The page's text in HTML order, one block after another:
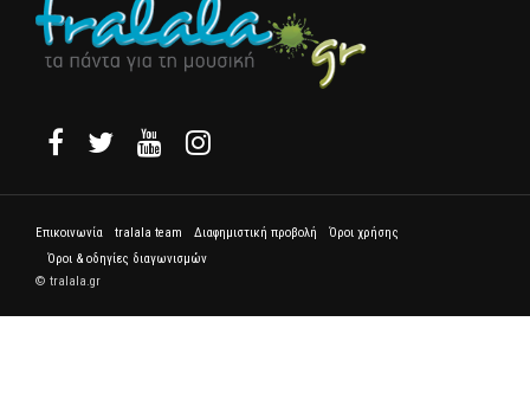
Επικοινωνία tralala team Διαφημιστική προβολή
Όροι χρήσης
Όροι & οδηγίες διαγωνισμών
© tralala.gr